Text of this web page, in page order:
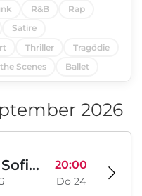
R&B
Rap
Satire
Thriller
Tragödie
Scenes Ballet
2026
JESU Live In Sofia/Threechords 20:00
Do 24